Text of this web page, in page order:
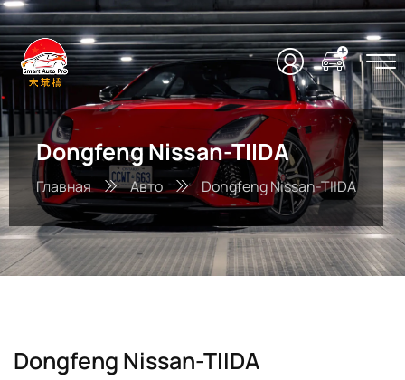
Dongfeng Nissan-TIIDA
Главная Авто Dongfeng Nissan-TIIDA
Dongfeng Nissan-TIIDA